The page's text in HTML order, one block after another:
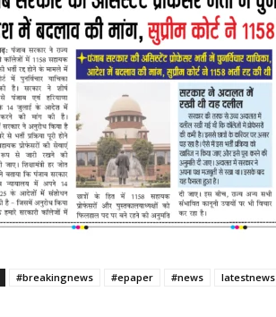
#breakingnews #epaper #news latestnews